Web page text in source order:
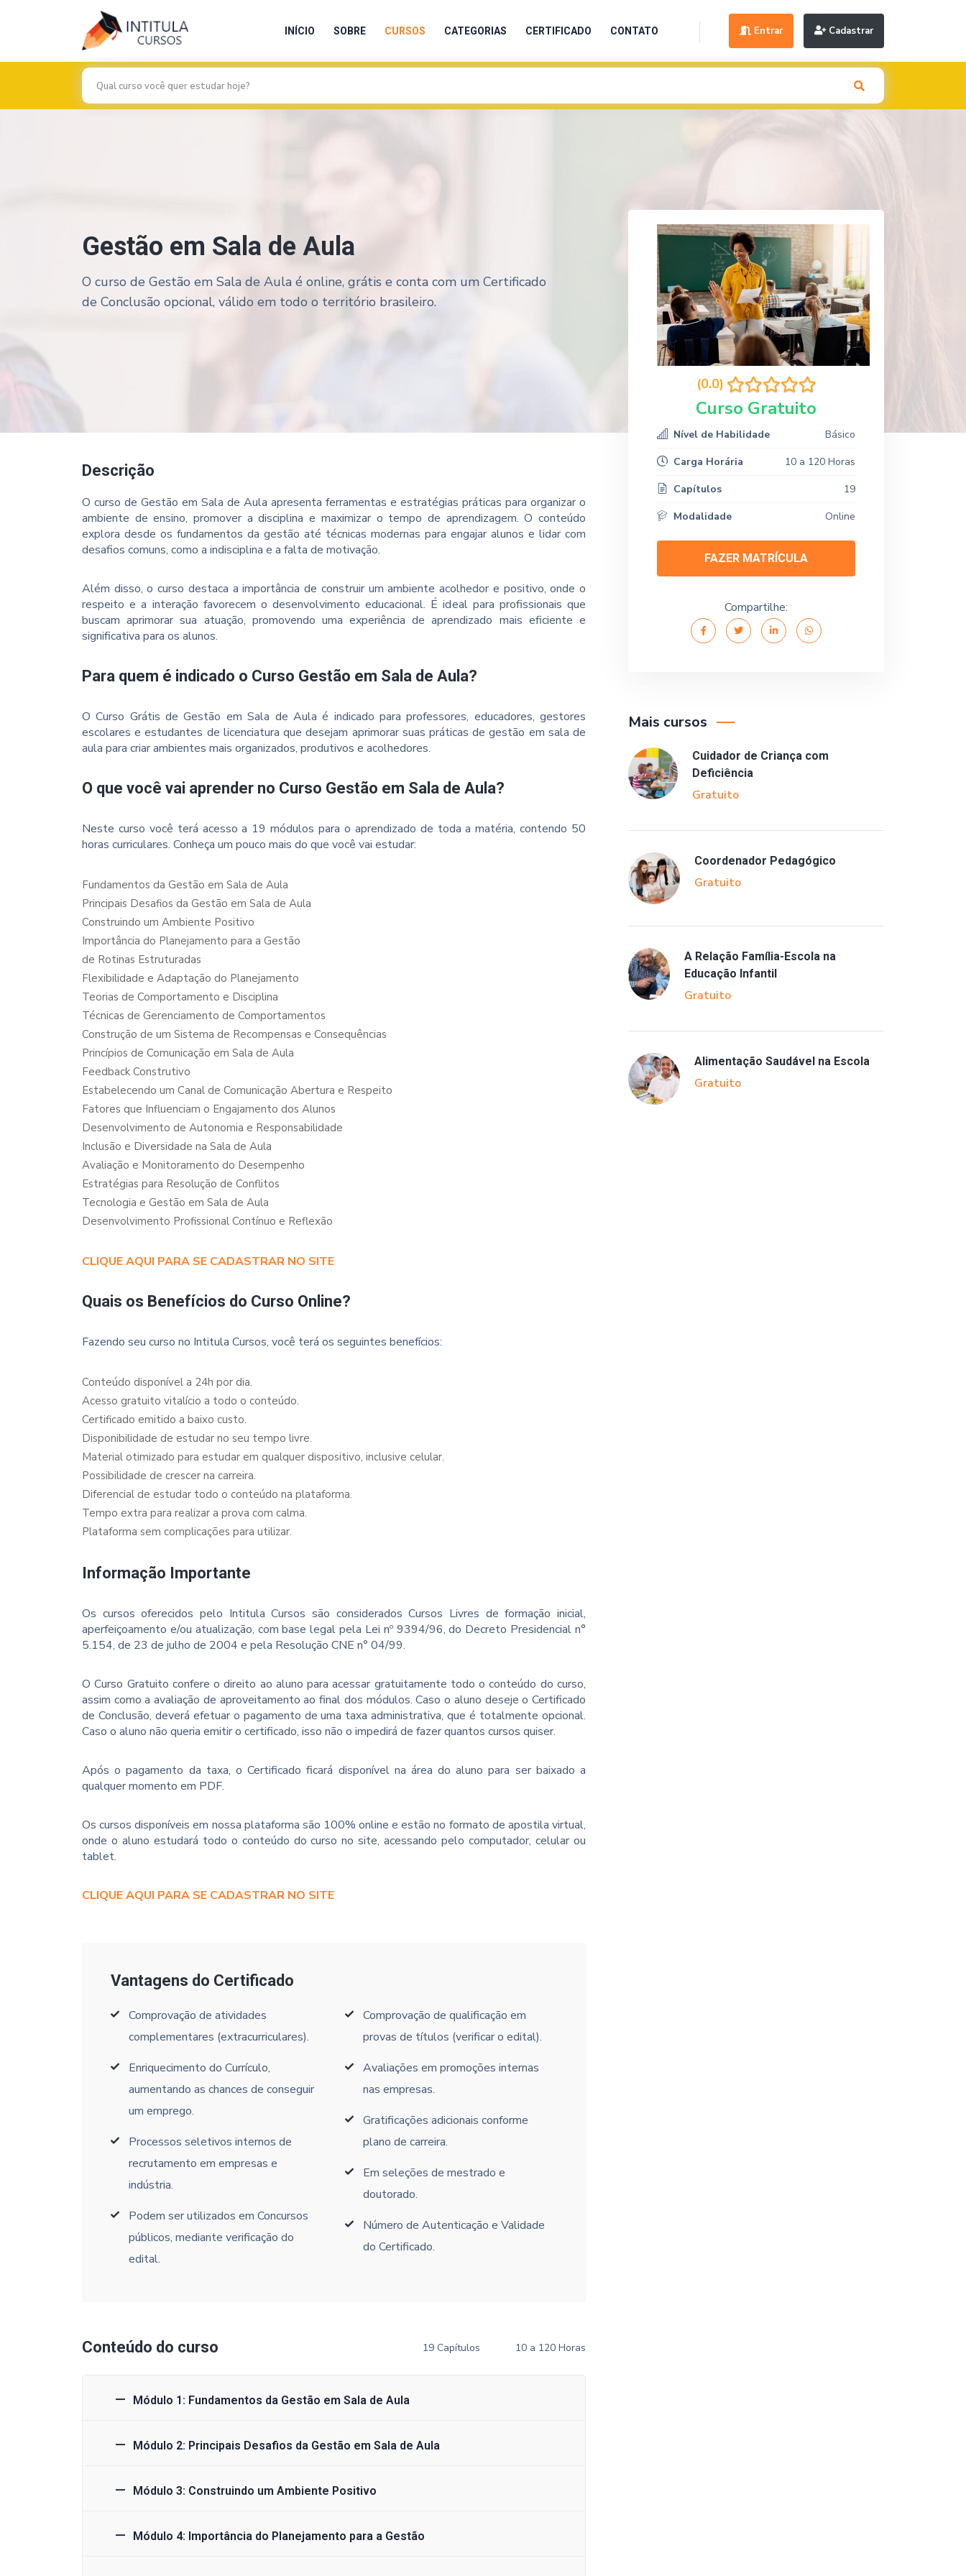
INÍCIO SOBRE CURSOS CATEGORIAS CERTIFICADO CONTATO Entrar Cadastrar
Gestão em Sala de Aula
O curso de Gestão em Sala de Aula é online, grátis e conta com um Certificado
de Conclusão opcional, válido em todo o território brasileiro.
Descrição
O curso de Gestão em Sala de Aula apresenta ferramentas e estratégias práticas para organizar o
ambiente de ensino, promover a disciplina e maximizar o tempo de aprendizagem. O conteúdo
explora desde os fundamentos da gestão até técnicas modernas para engajar alunos e lidar com
desafios comuns, como a indisciplina e a falta de motivação.
Além disso, o curso destaca a importância de construir um ambiente acolhedor e positivo, onde o
respeito e a interação favorecem o desenvolvimento educacional. É ideal para profissionais que
buscam aprimorar sua atuação, promovendo uma experiência de aprendizado mais eficiente e
significativa para os alunos.
Para quem é indicado o Curso Gestão em Sala de Aula?
O Curso Grátis de Gestão em Sala de Aula é indicado para professores, educadores, gestores
escolares e estudantes de licenciatura que desejam aprimorar suas práticas de gestão em sala de
aula para criar ambientes mais organizados, produtivos e acolhedores.
O que você vai aprender no Curso Gestão em Sala de Aula?
Neste curso você terá acesso a 19 módulos para o aprendizado de toda a matéria, contendo 50
horas curriculares. Conheça um pouco mais do que você vai estudar:
Fundamentos da Gestão em Sala de Aula
Principais Desafios da Gestão em Sala de Aula
Construindo um Ambiente Positivo
Importância do Planejamento para a Gestão
de Rotinas Estruturadas
Flexibilidade e Adaptação do Planejamento
Teorias de Comportamento e Disciplina
Técnicas de Gerenciamento de Comportamentos
Construção de um Sistema de Recompensas e Consequências
Princípios de Comunicação em Sala de Aula
Feedback Construtivo
Estabelecendo um Canal de Comunicação Abertura e Respeito
Fatores que Influenciam o Engajamento dos Alunos
Desenvolvimento de Autonomia e Responsabilidade
Inclusão e Diversidade na Sala de Aula
Avaliação e Monitoramento do Desempenho
Estratégias para Resolução de Conflitos
Tecnologia e Gestão em Sala de Aula
Desenvolvimento Profissional Contínuo e Reflexão
CLIQUE AQUI PARA SE CADASTRAR NO SITE
Quais os Benefícios do Curso Online?
Fazendo seu curso no Intitula Cursos, você terá os seguintes benefícios:
Conteúdo disponível a 24h por dia.
Acesso gratuito vitalício a todo o conteúdo.
Certificado emitido a baixo custo.
Disponibilidade de estudar no seu tempo livre.
Material otimizado para estudar em qualquer dispositivo, inclusive celular.
Possibilidade de crescer na carreira.
Diferencial de estudar todo o conteúdo na plataforma.
Tempo extra para realizar a prova com calma.
Plataforma sem complicações para utilizar.
Informação Importante
Os cursos oferecidos pelo Intitula Cursos são considerados Cursos Livres de formação inicial,
aperfeiçoamento e/ou atualização, com base legal pela Lei nº 9394/96, do Decreto Presidencial n°
5.154, de 23 de julho de 2004 e pela Resolução CNE n° 04/99.
O Curso Gratuito confere o direito ao aluno para acessar gratuitamente todo o conteúdo do curso,
assim como a avaliação de aproveitamento ao final dos módulos. Caso o aluno deseje o Certificado
de Conclusão, deverá efetuar o pagamento de uma taxa administrativa, que é totalmente opcional.
Caso o aluno não queria emitir o certificado, isso não o impedirá de fazer quantos cursos quiser.
Após o pagamento da taxa, o Certificado ficará disponível na área do aluno para ser baixado a
qualquer momento em PDF.
Os cursos disponíveis em nossa plataforma são 100% online e estão no formato de apostila virtual,
onde o aluno estudará todo o conteúdo do curso no site, acessando pelo computador, celular ou
tablet.
CLIQUE AQUI PARA SE CADASTRAR NO SITE
Vantagens do Certificado
Comprovação de atividades
complementares (extracurriculares).
Enriquecimento do Currículo,
aumentando as chances de conseguir
um emprego.
Processos seletivos internos de
recrutamento em empresas e
indústria.
Podem ser utilizados em Concursos
públicos, mediante verificação do
edital.
Comprovação de qualificação em
provas de títulos (verificar o edital).
Avaliações em promoções internas
nas empresas.
Gratificações adicionais conforme
plano de carreira.
Em seleções de mestrado e
doutorado.
Número de Autenticação e Validade
do Certificado.
Conteúdo do curso 19 Capítulos 10 a 120 Horas
Módulo 1: Fundamentos da Gestão em Sala de Aula
Módulo 2: Principais Desafios da Gestão em Sala de Aula
Módulo 3: Construindo um Ambiente Positivo
Módulo 4: Importância do Planejamento para a Gestão
(0.0)
Curso Gratuito
Nível de Habilidade
Básico
Carga Horária
10 a 120 Horas
Capítulos
19
Modalidade
Online
FAZER MATRÍCULA
Compartilhe:
Mais cursos
Cuidador de Criança com
Deficiência
Gratuito
Coordenador Pedagógico
Gratuito
A Relação Família-Escola na
Educação Infantil
Gratuito
Alimentação Saudável na Escola
Gratuito